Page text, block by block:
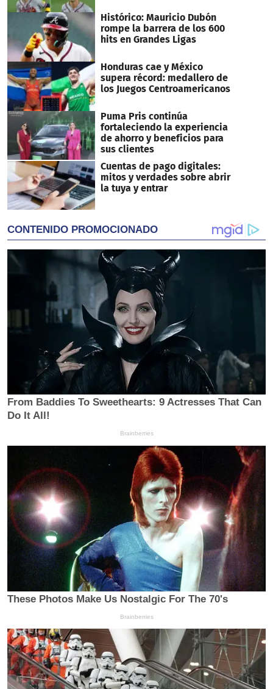
Histórico: Mauricio Dubón
rompe la barrera de los 600
hits en Grandes Ligas
Honduras cae y México
supera récord: medallero de
los Juegos Centroamericanos
Puma Pris continúa
fortaleciendo la experiencia
de ahorro y beneficios para
sus clientes
Cuentas de pago digitales:
mitos y verdades sobre abrir
la tuya y entrar